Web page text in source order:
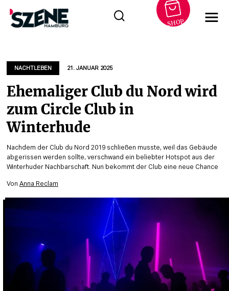
springen
SHOP
NACHTLEBEN 21. JANUAR 2025
Ehemaliger Club du Nord wird
zum Circle Club in
Winterhude
Nachdem der Club du Nord 2019 schließen musste, weil das Gebäude
abgerissen werden sollte, verschwand ein beliebter Hotspot aus der
Winterhuder Nachbarschaft. Nun bekommt der Club eine neue Chance
Von Anna Reclam